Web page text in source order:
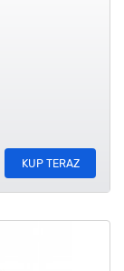
KUP TERAZ